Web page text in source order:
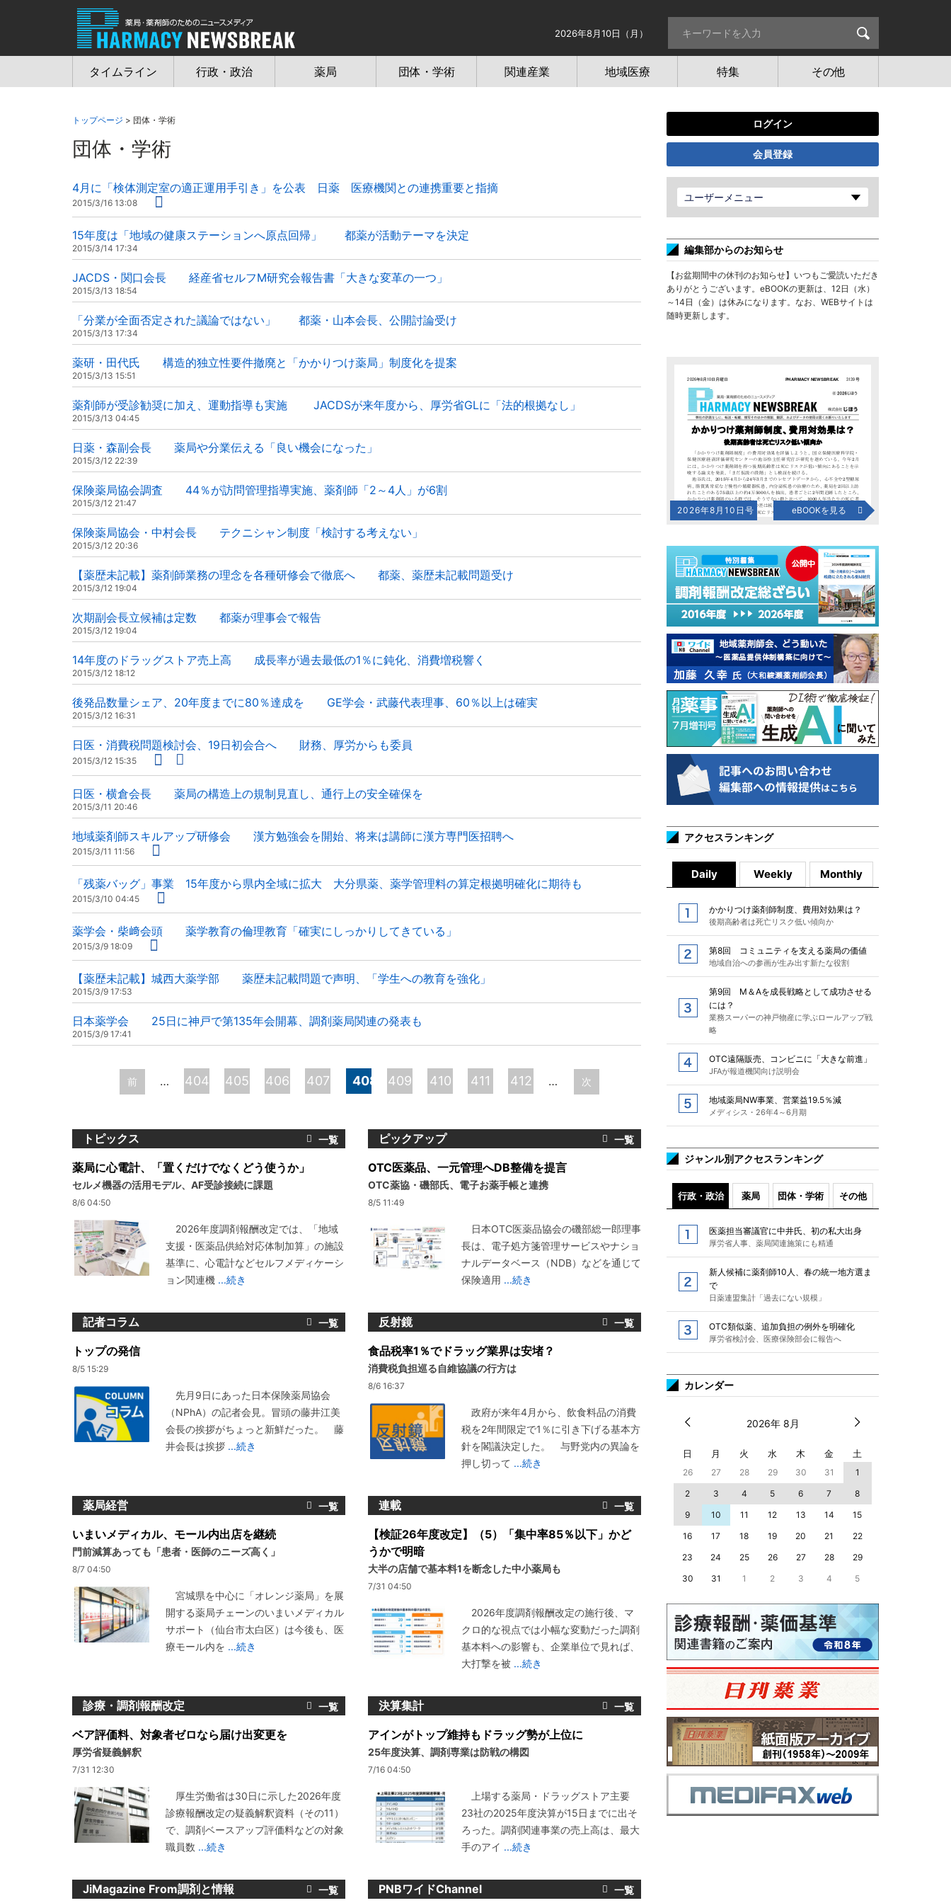
2026年8月10日（月）
タイムライン 行政・政治 薬局 団体・学術 関連産業 地域医療 特集 その他
トップページ > 団体・学術
団体・学術
4月に「検体測定室の適正運用手引き」を公表 日薬 医療機関との連携重要と指摘
2015/3/16 13:08
15年度は「地域の健康ステーションへ原点回帰」 都薬が活動テーマを決定
2015/3/14 17:34
JACDS・関口会長 経産省セルフM研究会報告書「大きな変革の一つ」
2015/3/13 18:54
「分業が全面否定された議論ではない」 都薬・山本会長、公開討論受け
2015/3/13 17:34
薬研・田代氏 構造的独立性要件撤廃と「かかりつけ薬局」制度化を提案
2015/3/13 15:51
薬剤師が受診勧奨に加え、運動指導も実施 JACDSが来年度から、厚労省GLに「法的根拠なし」
2015/3/13 04:45
日薬・森副会長 薬局や分業伝える「良い機会になった」
2015/3/12 22:39
保険薬局協会調査 44％が訪問管理指導実施、薬剤師「2～4人」が6割
2015/3/12 21:47
保険薬局協会・中村会長 テクニシャン制度「検討する考えない」
2015/3/12 20:36
【薬歴未記載】薬剤師業務の理念を各種研修会で徹底へ 都薬、薬歴未記載問題受け
2015/3/12 19:04
次期副会長立候補は定数 都薬が理事会で報告
2015/3/12 19:04
14年度のドラッグストア売上高 成長率が過去最低の1％に鈍化、消費増税響く
2015/3/12 18:12
後発品数量シェア、20年度までに80％達成を GE学会・武藤代表理事、60％以上は確実
2015/3/12 16:31
日医・消費税問題検討会、19日初会合へ 財務、厚労からも委員
2015/3/12 15:35
日医・横倉会長 薬局の構造上の規制見直し、通行上の安全確保を
2015/3/11 20:46
地域薬剤師スキルアップ研修会 漢方勉強会を開始、将来は講師に漢方専門医招聘へ
2015/3/11 11:56
「残薬バッグ」事業 15年度から県内全域に拡大 大分県薬、薬学管理料の算定根拠明確化に期待も
2015/3/10 04:45
薬学会・柴﨑会頭 薬学教育の倫理教育「確実にしっかりしてきている」
2015/3/9 18:09
【薬歴未記載】城西大薬学部 薬歴未記載問題で声明、「学生への教育を強化」
2015/3/9 17:53
日本薬学会 25日に神戸で第135年会開幕、調剤薬局関連の発表も
2015/3/9 17:41
前 … 404 405 406 407 408 409 410 411 412 … 次
トピックス
薬局に心電計、「置くだけでなくどう使うか」
セルメ機器の活用モデル、AF受診接続に課題
8/6 04:50
2026年度調剤報酬改定では、「地域
支援・医薬品供給対応体制加算」の施設
基準に、心電計などセルフメディケーシ
ョン関連機 ...続き
ピックアップ
OTC医薬品、一元管理へDB整備を提言
OTC薬協・磯部氏、電子お薬手帳と連携
8/5 11:49
日本OTC医薬品協会の磯部総一郎理事
長は、電子処方箋管理サービスやナショ
ナルデータベース（NDB）などを通じて
保険適用 ...続き
記者コラム
トップの発信
8/5 15:29
先月9日にあった日本保険薬局協会
（NPhA）の記者会見。冒頭の藤井江美
会長の挨拶がちょっと新鮮だった。 藤
井会長は挨拶 ...続き
反射鏡
食品税率1％でドラッグ業界は安堵？
消費税負担巡る自維協議の行方は
8/6 16:37
政府が来年4月から、飲食料品の消費
税を2年間限定で1％に引き下げる基本方
針を閣議決定した。 与野党内の異論を
押し切って ...続き
薬局経営
いまいメディカル、モール内出店を継続
門前減算あっても「患者・医師のニーズ高く」
8/7 04:50
宮城県を中心に「オレンジ薬局」を展
開する薬局チェーンのいまいメディカル
サポート（仙台市太白区）は今後も、医
療モール内を ...続き
連載
【検証26年度改定】（5）「集中率85％以下」かど
うかで明暗
大半の店舗で基本料1を断念した中小薬局も
7/31 04:50
2026年度調剤報酬改定の施行後、マ
クロ的な視点では小幅な変動だった調剤
基本料への影響も、企業単位で見れば、
大打撃を被 ...続き
診療・調剤報酬改定
ベア評価料、対象者ゼロなら届け出変更を
厚労省疑義解釈
7/31 12:30
厚生労働省は30日に示した2026年度
診療報酬改定の疑義解釈資料（その11）
で、調剤ベースアップ評価料などの対象
職員数 ...続き
決算集計
アインがトップ維持もドラッグ勢が上位に
25年度決算、調剤専業は防戦の構図
7/16 04:50
上場する薬局・ドラッグストア主要
23社の2025年度決算が15日までに出そ
ろった。調剤関連事業の売上高は、最大
手のアイ ...続き
JiMagazine From調剤と情報 PNBワイドChannel
ログイン
会員登録
ユーザーメニュー
編集部からのお知らせ
【お盆期間中の休刊のお知らせ】いつもご愛読いただき
ありがとうございます。eBOOKの更新は、12日（水）
～14日（金）は休みになります。なお、WEBサイトは
随時更新します。
2026年8月10日号 eBOOKを見る
アクセスランキング
Daily Weekly Monthly
かかりつけ薬剤師制度、費用対効果は？
後期高齢者は死亡リスク低い傾向か
第8回 コミュニティを支える薬局の価値
地域自治への参画が生み出す新たな役割
第9回 M＆Aを成長戦略として成功させる
には？
業務スーパーの神戸物産に学ぶロールアップ戦
略
OTC遠隔販売、コンビニに「大きな前進」
JFAが報道機関向け説明会
地域薬局NW事業、営業益19.5％減
メディシス・26年4～6月期
ジャンル別アクセスランキング
行政・政治 薬局 団体・学術 その他
医薬担当審議官に中井氏、初の私大出身
厚労省人事、薬局関連施策にも精通
新人候補に薬剤師10人、春の統一地方選ま
で
日薬連盟集計「過去にない規模」
OTC類似薬、追加負担の例外を明確化
厚労省検討会、医療保険部会に報告へ
カレンダー
2026年 8月
日 月 火 水 木 金 土
26 27 28 29 30 31
1
2
3 4 5 6 7
8
9
10 11 12 13 14
15
16
17 18 19 20 21
22
23
24 25 26 27 28
29
30
31 1 2 3 4 5